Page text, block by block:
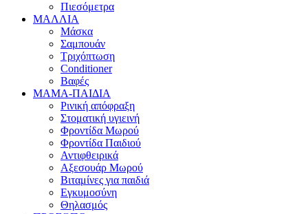
Πιεσόμετρα
ΜΑΛΛΙΑ
Μάσκα
Σαμπουάν
Τριχόπτωση
Conditioner
Βαφές
ΜΑΜΑ-ΠΑΙΔΙΑ
Ρινική απόφραξη
Στοματική υγιεινή
Φροντίδα Μωρού
Φροντίδα Παιδιού
Αντιφθειρικά
Αξεσουάρ Μωρού
Βιταμίνες για παιδιά
Εγκυμοσύνη
Θηλασμός